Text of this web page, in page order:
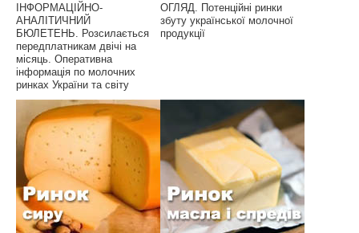
ІНФОРМАЦІЙНО-
АНАЛІТИЧНИЙ
БЮЛЕТЕНЬ. Розсилається
передплатникам двічі на
місяць. Оперативна
інформація по молочних
ринках України та світу
ОГЛЯД. Потенційні ринки
збуту української молочної
продукції